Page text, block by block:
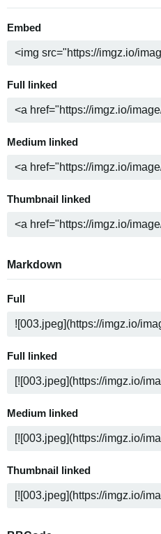
Embed
Full linked
Medium linked
Thumbnail linked
Markdown
Full
Full linked
Medium linked
Thumbnail linked